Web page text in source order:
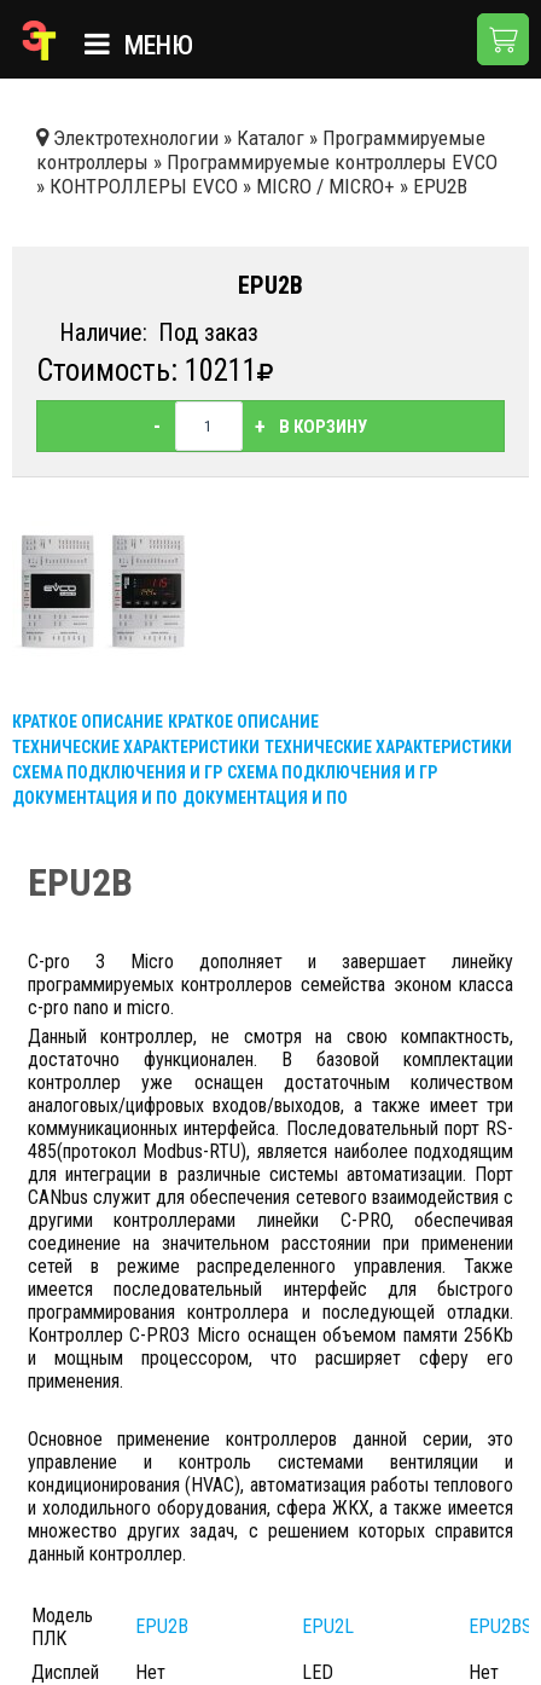
МЕНЮ
КАТАЛОГ
НОВОСТИ
ДОСТАВКА И ОПЛАТА
КОНТАКТЫ
Электротехнологии » Каталог » Программируемые
контроллеры » Программируемые контроллеры EVCO
» КОНТРОЛЛЕРЫ EVCO » MICRO / MICRO+ » EPU2B
EPU2B
Наличие: Под заказ
Стоимость: 10211
- + В КОРЗИНУ
КРАТКОЕ ОПИСАНИЕ КРАТКОЕ ОПИСАНИЕ
ТЕХНИЧЕСКИЕ ХАРАКТЕРИСТИКИ ТЕХНИЧЕСКИЕ ХАРАКТЕРИСТИКИ
СХЕМА ПОДКЛЮЧЕНИЯ И ГР СХЕМА ПОДКЛЮЧЕНИЯ И ГР
ДОКУМЕНТАЦИЯ И ПО ДОКУМЕНТАЦИЯ И ПО
EPU2B
С-pro 3 Micro дополняет и завершает линейку
программируемых контроллеров семейства эконом класса
c-pro nano и micro.
Данный контроллер, не смотря на свою компактность,
достаточно функционален. В базовой комплектации
контроллер уже оснащен достаточным количеством
аналоговых/цифровых входов/выходов, а также имеет три
коммуникационных интерфейса. Последовательный порт RS-
485(протокол Modbus-RTU), является наиболее подходящим
для интеграции в различные системы автоматизации. Порт
CANbus служит для обеспечения сетевого взаимодействия с
другими контроллерами линейки C-PRO, обеспечивая
соединение на значительном расстоянии при применении
сетей в режиме распределенного управления. Также
имеется последовательный интерфейс для быстрого
программирования контроллера и последующей отладки.
Контроллер C-PRO3 Micro оснащен объемом памяти 256Kb
и мощным процессором, что расширяет сферу его
применения.
Основное применение контроллеров данной серии, это
управление и контроль системами вентиляции и
кондиционирования (HVAC), автоматизация работы теплового
и холодильного оборудования, сфера ЖКХ, а также имеется
множество других задач, с решением которых справится
данный контроллер.
Модель
ПЛК
EPU2B EPU2L
Дисплей
Нет LED
Нет